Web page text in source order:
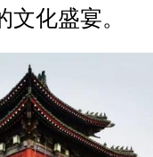
化盛宴。